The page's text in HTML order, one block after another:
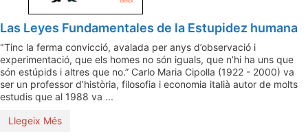
Las Leyes Fundamentales de la Estupidez humana
"Tinc la ferma convicció, avalada per anys d’observació i
experimentació, que els homes no són iguals, que n’hi ha uns que
són estúpids i altres que no.” Carlo Maria Cipolla (1922 - 2000) va
ser un professor d’història, filosofia i economia italià autor de molts
estudis que al 1988 va ...
Llegeix Més